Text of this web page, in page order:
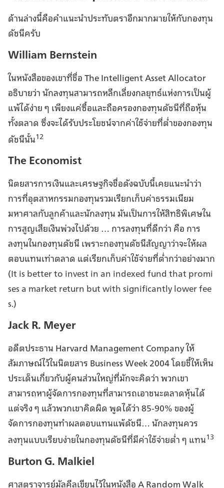
ด้านล่างนี้คือคำแนะนำประทับตราอีกมากมายให้กับกองทุน
ดัชนีครับ
William Bernstein
ในหนังสือของเขาที่ชื่อ The Intelligent Asset Allocator
อธิบายว่า นักลงทุนสามารถหลีกเลี่ยงกลยุทธ์แห่งการเป็นผู้
แพ้ได้ง่าย ๆ เพียงแค่ซื้อและถือครองกองทุนดัชนีที่ถือหุ้น
ทั้งตลาด ซึ่งจะได้รับประโยชน์จากค่าใช้จ่ายที่ต่ำของกองทุน
ดัชนีนั้น12
The Economist
นิตยสารการเงินและเศรษฐกิจชื่อดังฉบับนี้เคยแนะนำว่า
การที่อุตสาหกรรมกองทุนรวมเรียกเก็บค่าธรรมเนียม
มหาศาลกับลูกค้าและนักลงทุน มันเป็นการให้สิทธิพิเศษใน
การสูญเสียเงินพ่วงไปด้วย … การลงทุนที่ดีกว่า คือ การ
ลงทุนในกองทุนดัชนี เพราะกองทุนดัชนีสัญญาว่าจะให้ผล
ตอบแทนเท่าตลาด แต่เรียกเก็บค่าใช้จ่ายที่ต่ำกว่าอย่างมาก
(It is better to invest in an indexed fund that promi
ses a market return but with significantly lower fee
s.)
Jack R. Meyer
อดีตประธาน Harvard Management Company ให้
สัมภาษณ์ไว้ในนิตยสาร Business Week 2004 โดยชี้ให้เห็น
ประเด็นเกี่ยวกับผู้คนส่วนใหญ่ที่มักจะคิดว่า พวกเขา
สามารถหาผู้จัดการกองทุนที่สามารถเอาชนะตลาดหุ้นได้
แต่จริง ๆ แล้วพวกเขาคิดผิด พูดได้ว่า 85-90% ของผู้
จัดการกองทุนทำผลตอบแทนแพ้ดัชนี… นักลงทุนควร
ลงทุนแบบเรียบง่ายในกองทุนดัชนีที่มีค่าใช้จ่ายต่ำ ๆ แทน13
Burton G. Malkiel
ศาสตราจารย์มัลคีลเขียนไว้ในหนังสือ A Random Walk